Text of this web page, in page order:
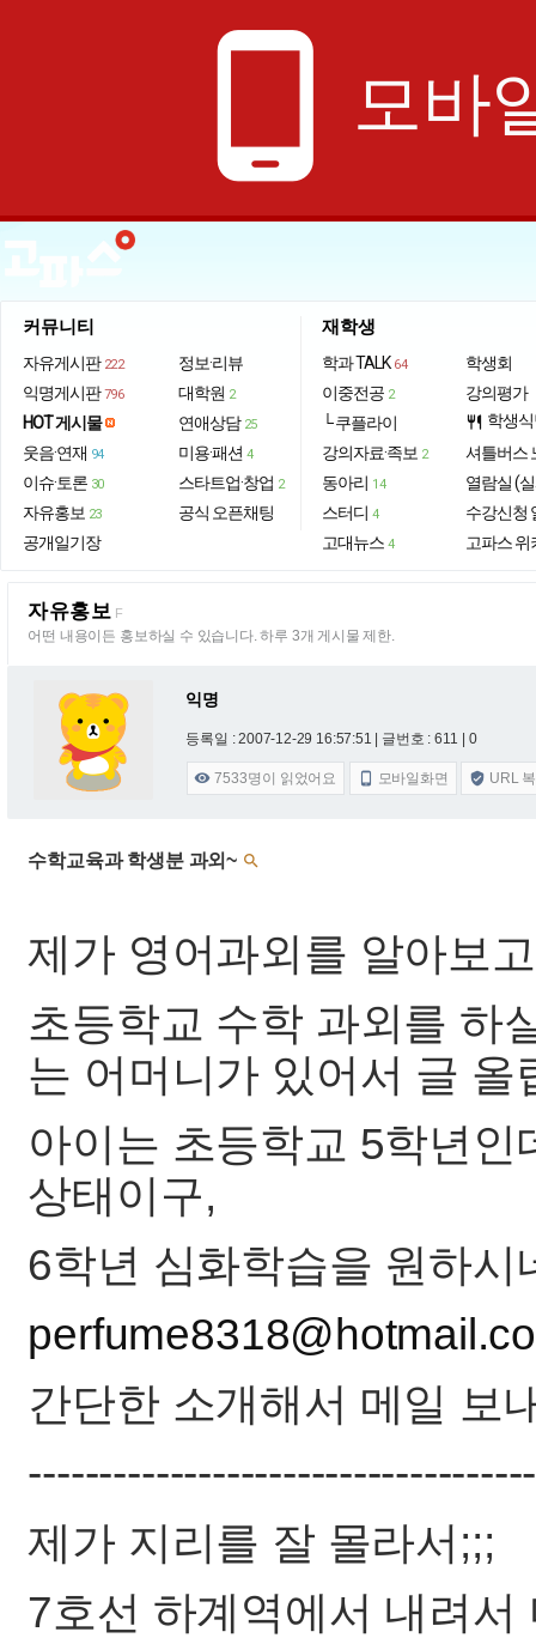
phone_android 모바
커뮤니티
자유게시판 222
익명게시판 796
HOT 게시물
웃음·연재 94
이슈·토론 30
자유홍보 23
공개일기장
정보·리뷰
대학원 2
연애상담 25
미용·패션 4
스타트업·창업 2
공식 오픈채팅
재학생
학과 TALK 64
이중전공 2
└ 쿠플라이
강의자료·족보 2
동아리 14
스터디 4
고대뉴스 4
학생회
강의평가
restaurant 학생
셔틀버스
열람실 (
수강신청
고파스 위
자유홍보 F
어떤 내용이든 홍보하실 수 있습니다. 하루 3개 게시물 제한.
익명
등록일 : 2007-12-29 16:57:51 | 글번호 : 611 | 0
 7533명이 읽었어요  모바일화면  URL
수학교육과 학생분 과외~ 
제가 영어과외를 알아보
초등학교 수학 과외를 하
는 어머니가 있어서 글 올
아이는 초등학교 5학년
상태이구,
6학년 심화학습을 원하시
간단한 소개해서 메일 보
제가 지리를 잘 몰라서;;;
7호선 하계역에서 내려